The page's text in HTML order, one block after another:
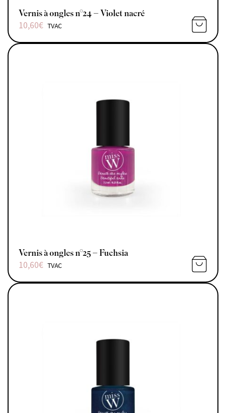
Vernis à ongles n°24 – Violet nacré
10,60€ TVAC
Vernis à ongles n°25 – Fuchsia
10,60€ TVAC